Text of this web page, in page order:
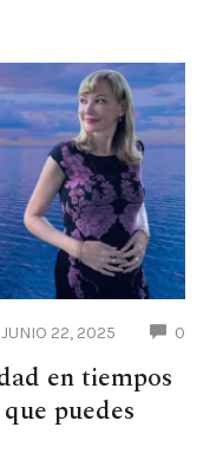
JUNIO 22, 2025 0
en tiempos
puedes